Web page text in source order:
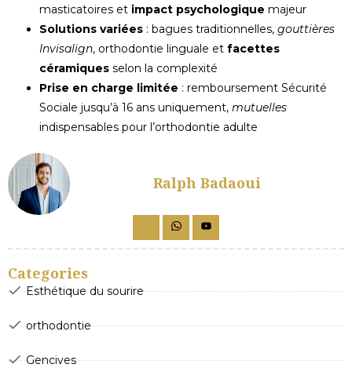
masticatoires et impact psychologique majeur
Solutions variées : bagues traditionnelles, gouttières
Invisalign, orthodontie linguale et facettes
céramiques selon la complexité
Prise en charge limitée : remboursement Sécurité
Sociale jusqu’à 16 ans uniquement, mutuelles
indispensables pour l’orthodontie adulte
Ralph Badaoui
Categories
Esthétique du sourire
orthodontie
Gencives